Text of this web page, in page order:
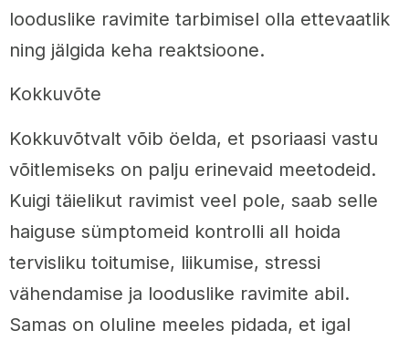
looduslike ravimite tarbimisel olla ettevaatlik
ning jälgida keha reaktsioone.
Kokkuvõte
Kokkuvõtvalt võib öelda, et psoriaasi vastu
võitlemiseks on palju erinevaid meetodeid.
Kuigi täielikut ravimist veel pole, saab selle
haiguse sümptomeid kontrolli all hoida
tervisliku toitumise, liikumise, stressi
vähendamise ja looduslike ravimite abil.
Samas on oluline meeles pidada, et igal